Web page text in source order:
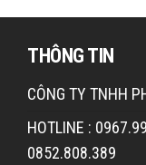
THÔNG TIN
CÔNG TY TNHH
HOTLINE :
0852.808.389